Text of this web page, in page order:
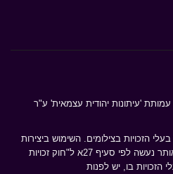
עמותת 'עיתונות יהודית עצמאית' ע"ר
הזכויות בצילומים. השימוש ביצירות
שבעל הזכויות בהן אינו ידוע או לא אותר נעשה לפי סעיף 27א ל"חוק זכויות
הזכויות בו, יש לפנות